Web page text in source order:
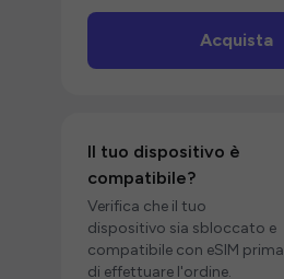
Acquista
Il tuo dispositivo è
compatibile?
Verifica che il tuo
dispositivo sia sbloccato e
compatibile con eSIM prima
di effettuare l'ordine.